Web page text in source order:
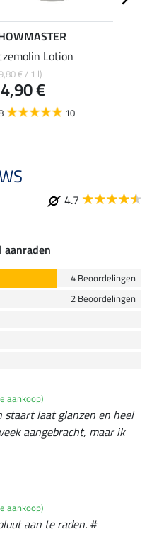
Lotion
€ / 1 l)
€
10
4.7
4 Beoordelingen
2 Beoordelingen
aankoop)
staart laat glanzen en heel
aangebracht, maar ik
aankoop)
aan te raden. #